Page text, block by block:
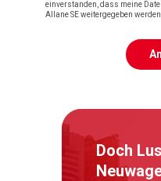
einverstanden, dass meine
Allane SE weitergegeben werden.
Doch